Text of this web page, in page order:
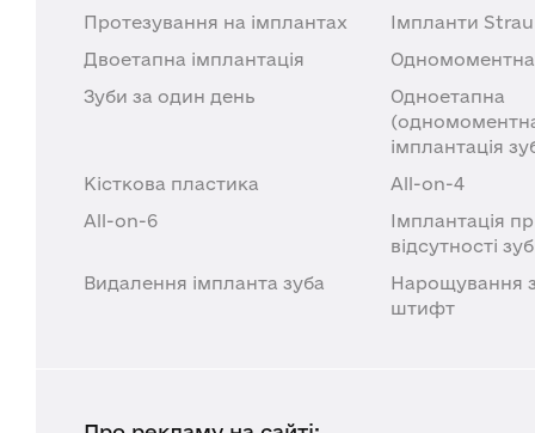
Протезування на імплантах
Імпланти
Двоетапна імплантація
Одномоментна
Зуби за один день
Одноетапна
імплантація
Кісткова пластика
All-on-4
All-on-6
Імплантація
відсутності
Видалення імпланта зуба
Нарощування
штифт